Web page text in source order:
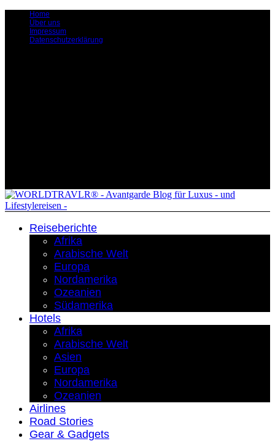
Home
Über uns
Impressum
Datenschutzerklärung
Reiseberichte
Afrika
Arabische Welt
Europa
Nordamerika
Ozeanien
Südamerika
Hotels
Afrika
Arabische Welt
Asien
Europa
Nordamerika
Ozeanien
Airlines
Road Stories
Gear & Gadgets